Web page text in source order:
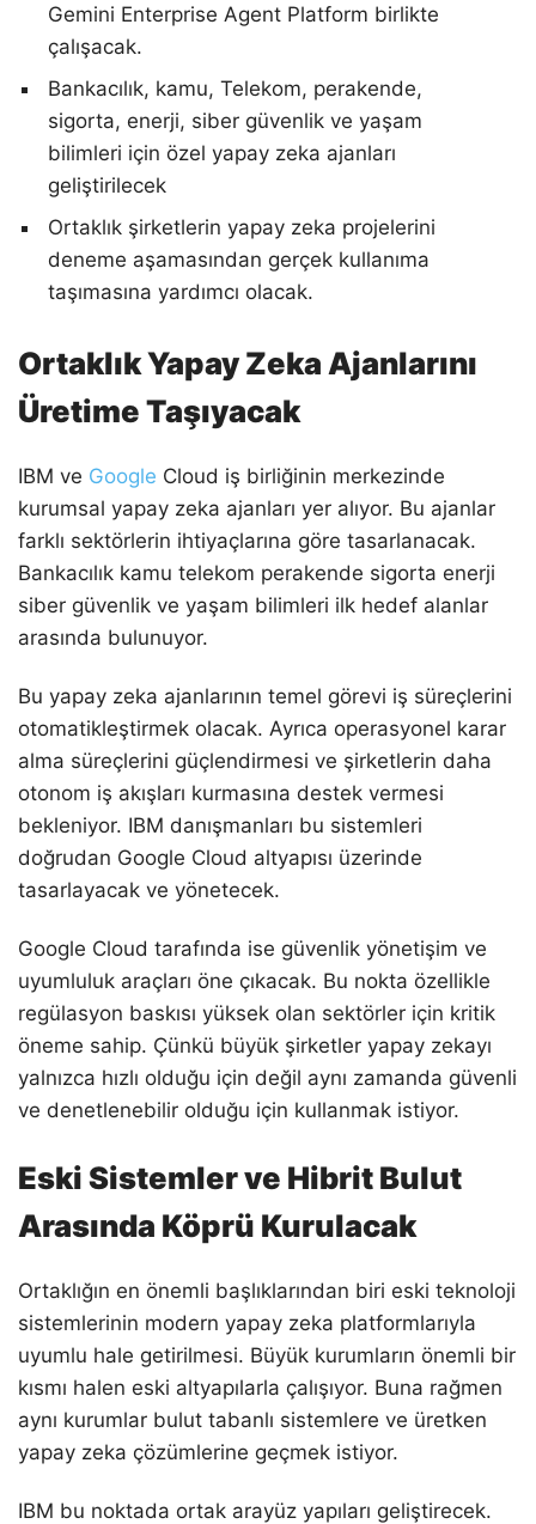
Gemini Enterprise Agent Platform birlikte
çalışacak.
Bankacılık, kamu, Telekom, perakende,
sigorta, enerji, siber güvenlik ve yaşam
bilimleri için özel yapay zeka ajanları
geliştirilecek
Ortaklık şirketlerin yapay zeka projelerini
deneme aşamasından gerçek kullanıma
taşımasına yardımcı olacak.
Ortaklık Yapay Zeka Ajanlarını
Üretime Taşıyacak
IBM ve Google Cloud iş birliğinin merkezinde
kurumsal yapay zeka ajanları yer alıyor. Bu ajanlar
farklı sektörlerin ihtiyaçlarına göre tasarlanacak.
Bankacılık kamu telekom perakende sigorta enerji
siber güvenlik ve yaşam bilimleri ilk hedef alanlar
arasında bulunuyor.
Bu yapay zeka ajanlarının temel görevi iş süreçlerini
otomatikleştirmek olacak. Ayrıca operasyonel karar
alma süreçlerini güçlendirmesi ve şirketlerin daha
otonom iş akışları kurmasına destek vermesi
bekleniyor. IBM danışmanları bu sistemleri
doğrudan Google Cloud altyapısı üzerinde
tasarlayacak ve yönetecek.
Google Cloud tarafında ise güvenlik yönetişim ve
uyumluluk araçları öne çıkacak. Bu nokta özellikle
regülasyon baskısı yüksek olan sektörler için kritik
öneme sahip. Çünkü büyük şirketler yapay zekayı
yalnızca hızlı olduğu için değil aynı zamanda güvenli
ve denetlenebilir olduğu için kullanmak istiyor.
Eski Sistemler ve Hibrit Bulut
Arasında Köprü Kurulacak
Ortaklığın en önemli başlıklarından biri eski teknoloji
sistemlerinin modern yapay zeka platformlarıyla
uyumlu hale getirilmesi. Büyük kurumların önemli bir
kısmı halen eski altyapılarla çalışıyor. Buna rağmen
aynı kurumlar bulut tabanlı sistemlere ve üretken
yapay zeka çözümlerine geçmek istiyor.
IBM bu noktada ortak arayüz yapıları geliştirecek.